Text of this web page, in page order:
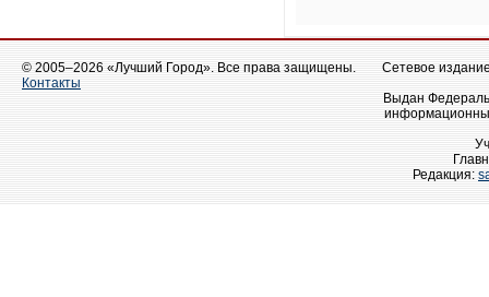
© 2005–2026 «Лучший Город». Все права защищены.
Контакты
Сетевое
Выдан
Редакция: